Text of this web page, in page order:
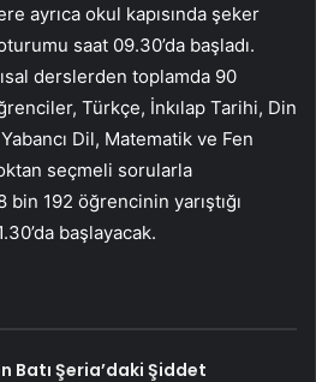
ayrıca okul kapısında şeker
saat 09.30’da başladı.
derslerden toplamda 90
Türkçe, İnkılap Tarihi, Din
Dil, Matematik ve Fen
seçmeli sorularla
bin 192 öğrencinin yarıştığı
başlayacak.
Batı Şeria’daki Şiddet